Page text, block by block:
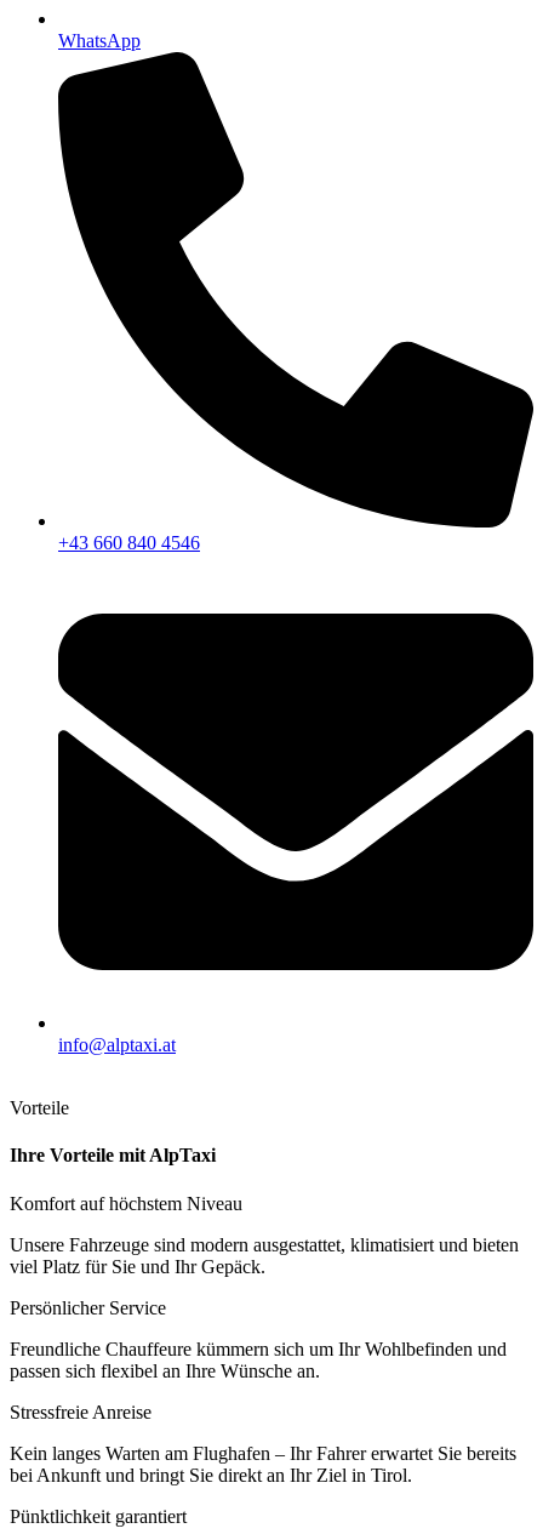
WhatsApp
+43 660 840 4546
info@alptaxi.at
Vorteile
Ihre Vorteile mit AlpTaxi
Komfort auf höchstem Niveau
Unsere Fahrzeuge sind modern ausgestattet, klimatisiert und bieten
viel Platz für Sie und Ihr Gepäck.
Persönlicher Service
Freundliche Chauffeure kümmern sich um Ihr Wohlbefinden und
passen sich flexibel an Ihre Wünsche an.
Stressfreie Anreise
Kein langes Warten am Flughafen – Ihr Fahrer erwartet Sie bereits
bei Ankunft und bringt Sie direkt an Ihr Ziel in Tirol.
Pünktlichkeit garantiert